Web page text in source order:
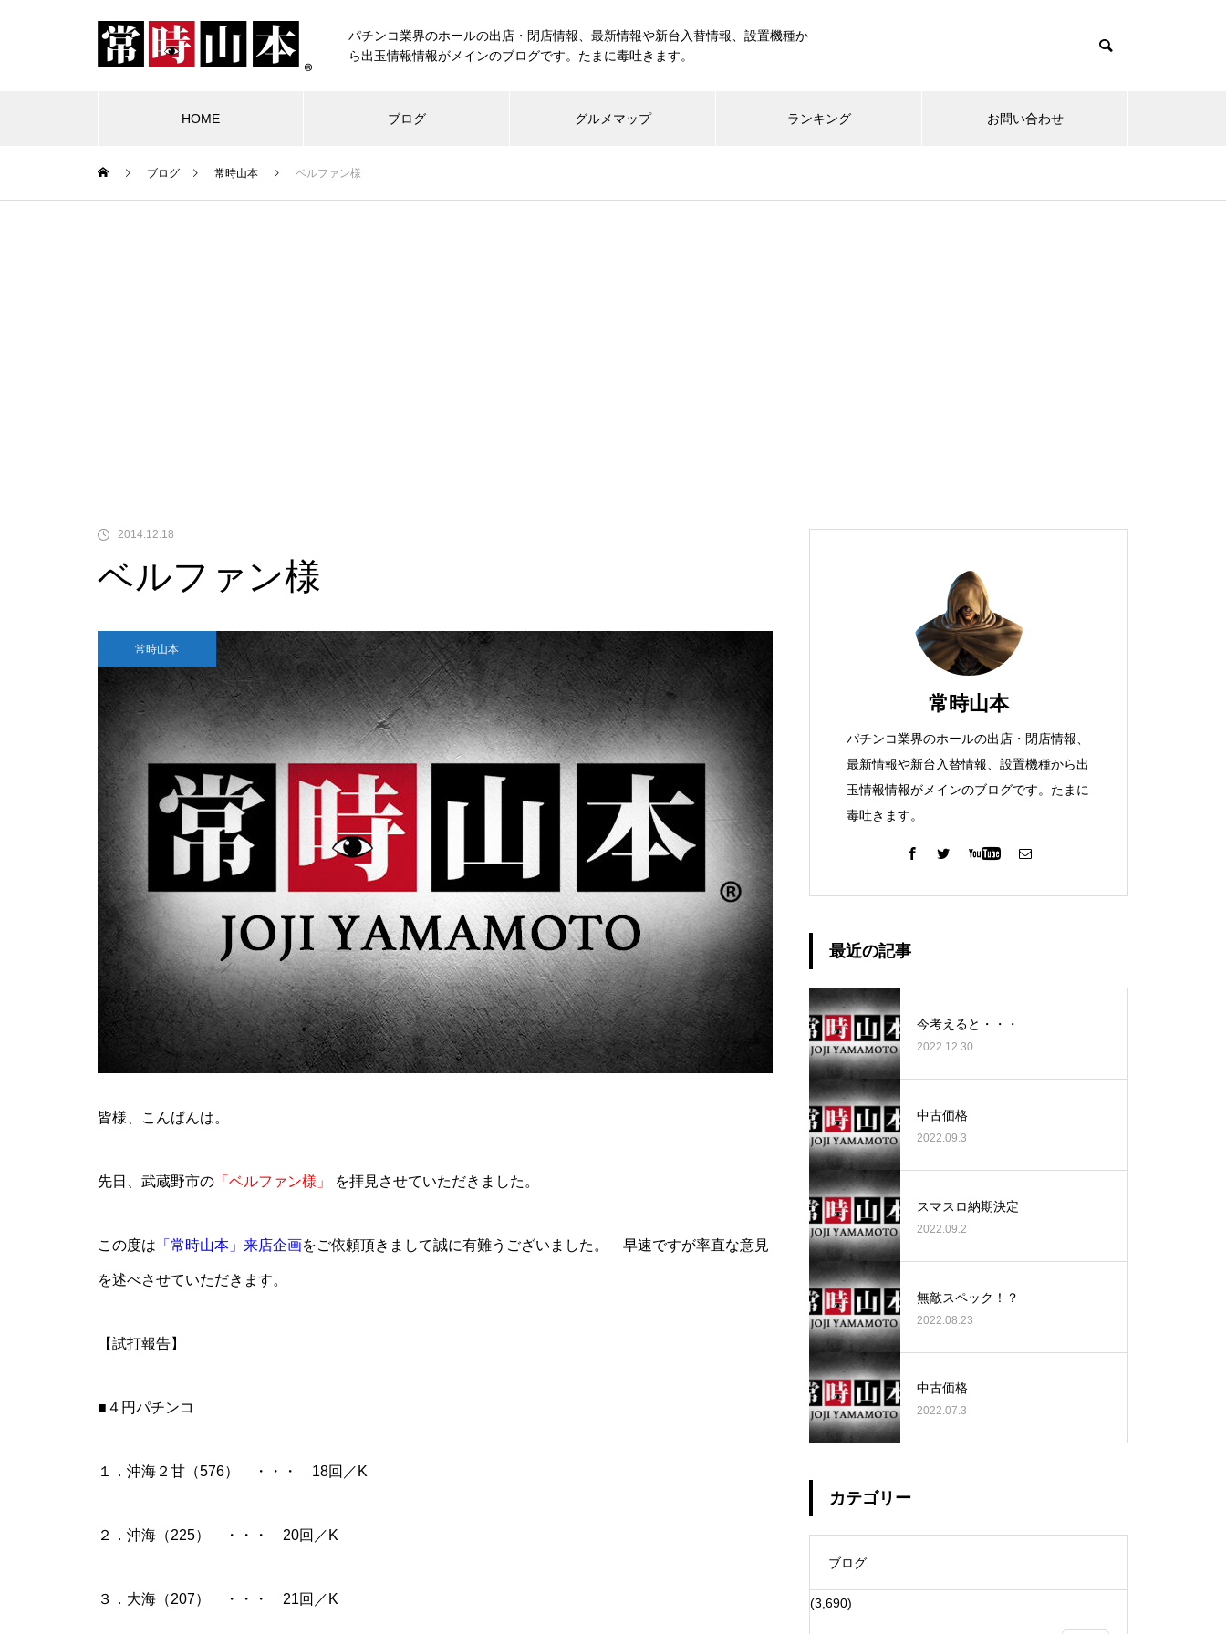
パチンコ業界のホールの出店・閉店情報、最新情報や新台入替情報、設置機種か
ら出玉情報情報がメインのブログです。たまに毒吐きます。
HOME ブログ グルメマップ ランキング お問い合わせ
ブログ 常時山本 物件視察
S新鬼武者
検定通過状況 民事再生申請 検定通過状況
東京イースト様
ビックディッパー様 パンドラ横須賀店様 ゴールデンセンター様
物件視察
ブログ 常時山本 ベルファン様
2014.12.18
ベルファン様
常時山本
皆様、こんばんは。
先日、武蔵野市の 「ベルファン様」 を拝見させていただきました。
この度は 「常時山本」来店企画をご依頼頂きまして誠に有難うございました。 早速ですが率直な意見
を述べさせていただきます。
【試打報告】
■４円パチンコ
１．沖海２甘（576） ・・・ 18回／K
２．沖海（225） ・・・ 20回／K
３．大海（207） ・・・ 21回／K
常時山本
パチンコ業界のホールの出店・閉店情報、
最新情報や新台入替情報、設置機種から出
玉情報情報がメインのブログです。たまに
毒吐きます。
最近の記事
今考えると・・・
2022.12.30
中古価格
2022.09.3
スマスロ納期決定
2022.09.2
無敵スペック！？
2022.08.23
中古価格
2022.07.3
カテゴリー
ブログ
(3,690)